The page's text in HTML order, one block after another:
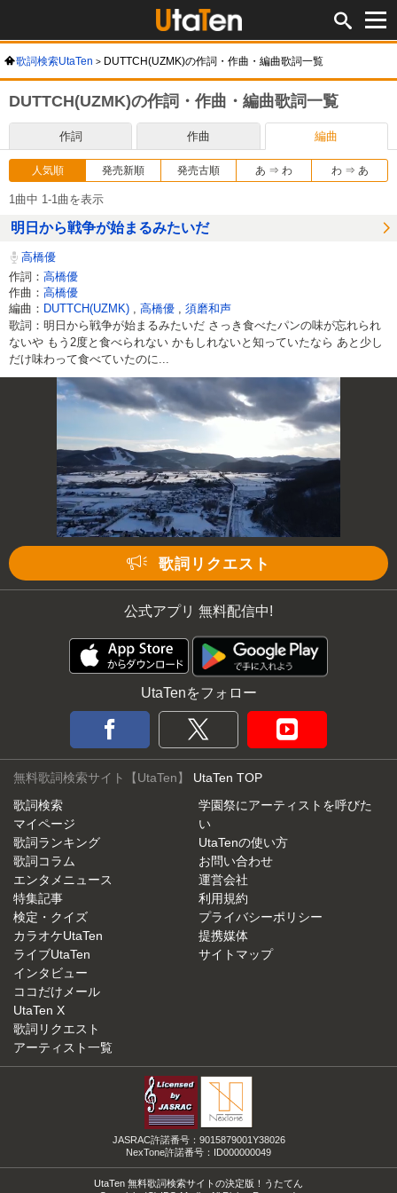
歌詞検索UtaTen DUTTCH(UZMK)の作詞・作曲・編曲歌詞一覧
DUTTCH(UZMK)の作詞・作曲・編曲歌詞一覧
作詞 作曲 編曲
人気順 発売新順 発売古順 あ ⇒ わ わ ⇒ あ
1曲中 1-1曲を表示
明日から戦争が始まるみたいだ
高橋優
作詞： 高橋優
作曲： 高橋優
編曲： DUTTCH(UZMK) 高橋優 須磨和声
歌詞：明日から戦争が始まるみたいだ さっき食べたパンの味が忘れられ
ないや もう2度と食べられない かもしれないと知っていたなら あと少し
だけ味わって食べていたのに...
歌詞リクエスト
公式アプリ 無料配信中!
UtaTenをフォロー
無料歌詞検索サイト【UtaTen】 UtaTen TOP
歌詞検索
マイページ
歌詞ランキング
歌詞コラム
エンタメニュース
特集記事
検定・クイズ
カラオケUtaTen
ライブUtaTen
インタビュー
ココだけメール
UtaTen X
歌詞リクエスト
アーティスト一覧
学園祭にアーティストを呼びた
い
UtaTenの使い方
お問い合わせ
運営会社
利用規約
プライバシーポリシー
提携媒体
サイトマップ
JASRAC許諾番号：9015879001Y38026
NexTone許諾番号：ID000000049
UtaTen 無料歌詞検索サイトの決定版！うたてん